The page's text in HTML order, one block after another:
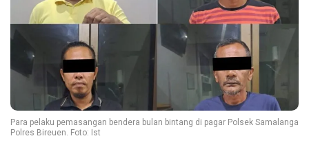
Para pelaku pemasangan bendera bulan bintang di pagar Polsek Samalanga
Polres Bireuen. Foto: Ist